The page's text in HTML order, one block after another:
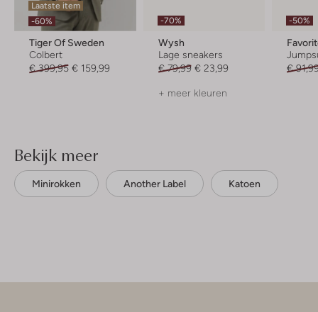
Laatste item
-60%
Tiger Of Sweden
Colbert
€ 399,95 € 159,99
-70%
Wysh
Lage sneakers
€ 79,99 € 23,99
+ meer kleuren
-50%
€
Bekijk meer
Minirokken Another Label Katoen